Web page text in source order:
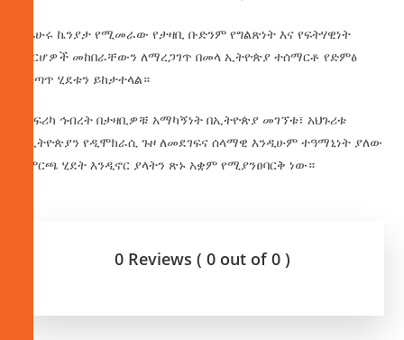
በኡሁሩ ኬንያታ የሚመራው የታዛቢ ቡድንም የግልጽነት እና የፍትሃዊነት
መርሆዎች መከበራቸውን ለማረጋገጥ በመላ ኢትዮጵያ ተሰማርቶ የድምፅ
አሰጣጥ ሂደቱን ይከታተላል።
የአፍሪካ ኅብረት በታዛቢዎቹ አማካኝነት በኢትዮጵያ መገኘቱ፣ አህጉሪቱ
የኢትዮጵያን የዲሞክራሲ ጉዞ ለመደገፍና ሰላማዊ እንዲሁም ተዓማኒነት ያለው
የምርጫ ሂደት እንዲኖር ያላትን ጽኑ አቋም የሚያንፀባርቅ ነው።
0 Reviews ( 0 out of 0 )